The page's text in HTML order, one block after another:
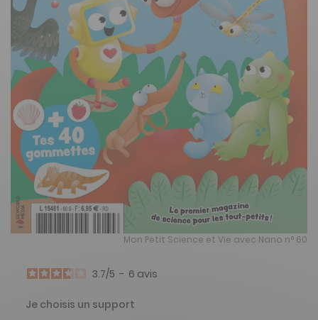
Mon Petit Science et Vie avec Nano n° 60
3.7/5 - 6 avis
Je choisis un support